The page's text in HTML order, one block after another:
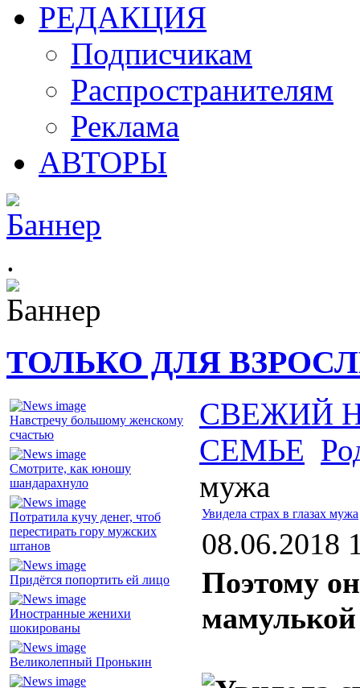
РЕДАКЦИЯ
Подписчикам
Распространителям
Реклама
АВТОРЫ
.
ТОЛЬКО ДЛЯ
Навстречу большому женскому
счастью
Смотрите, как юношу
шандарахнуло
Потратила кучу денег, чтоб
перестирать гору мужских
штанов
Придётся попортить ей лицо
Иностранные женихи
шокированы
Великолепный Пронькин
СВЕЖИЙ
СЕМЬЕ
мужа
Увидела страх в глазах мужа
08.06.2018
Поэтому
мамулькой